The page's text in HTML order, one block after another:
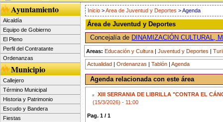
Ayuntamiento
Alcaldía
Equipo de Gobierno
El Pleno
Perfil del Contratante
Ordenanzas
Municipio
Callejero
Término Municipal
Historia y Patrimonio
Escudo y Bandera
Fiestas
Inicio >Area de Juventud y Deportes> Agenda
Área de Juventud y Deportes
Concejalía de DINAMIZACIÓN CULTURAL,
Areas: Educación y Cultura| Juventud y Deportes |
Actualidad |Ordenanzas |Tablón |Agenda
Agenda relacionada con este área
XIII SERRANIA DE LIBRILLA "CONTRA EL
(15/3/2026) - 11:00
Pag. 1 / 1